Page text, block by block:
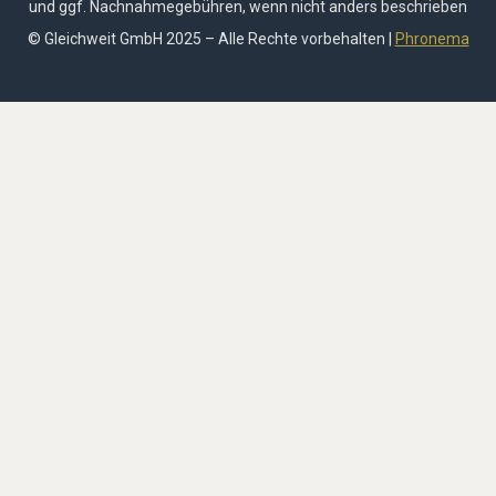
und ggf. Nachnahmegebühren, wenn nicht anders beschrieben
© Gleichweit GmbH 2025 – Alle Rechte vorbehalten | Phronema